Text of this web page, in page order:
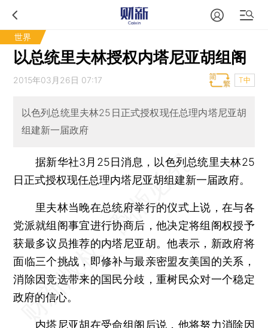
世界
以总统里夫林授权内塔尼亚胡组阁
2015年03月26日 07:17 T中
以色列总统里夫林25日正式授权现任总理内塔尼亚胡
组建新一届政府
据新华社3月25日消息，以色列总统里夫林25
日正式授权现任总理内塔尼亚胡组建新一届政府。
里夫林当晚在总统府举行的仪式上说，在与各
党派就组阁事宜进行协商后，他决定将组阁权授予
获最多议员推荐的内塔尼亚胡。他表示，新政府将
面临三个挑战，即修补与最亲密盟友美国的关系，
消除因竞选带来的国民分歧，重树民众对一个稳定
政府的信心。
内塔尼亚胡在受命组阁后说，他将努力消除因